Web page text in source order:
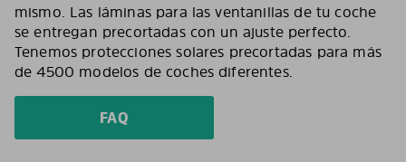
mismo. Las láminas para las ventanillas de tu coche
se entregan precortadas con un ajuste perfecto.
Tenemos protecciones solares precortadas para más
de 4500 modelos de coches diferentes.
FAQ